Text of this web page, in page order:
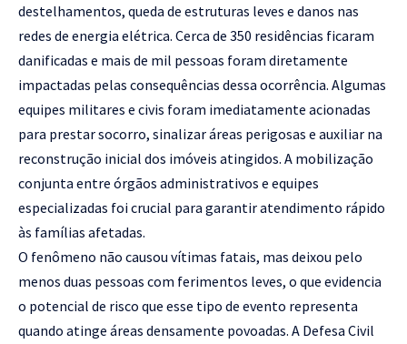
destelhamentos, queda de estruturas leves e danos nas
redes de energia elétrica. Cerca de 350 residências ficaram
danificadas e mais de mil pessoas foram diretamente
impactadas pelas consequências dessa ocorrência. Algumas
equipes militares e civis foram imediatamente acionadas
para prestar socorro, sinalizar áreas perigosas e auxiliar na
reconstrução inicial dos imóveis atingidos. A mobilização
conjunta entre órgãos administrativos e equipes
especializadas foi crucial para garantir atendimento rápido
às famílias afetadas.
O fenômeno não causou vítimas fatais, mas deixou pelo
menos duas pessoas com ferimentos leves, o que evidencia
o potencial de risco que esse tipo de evento representa
quando atinge áreas densamente povoadas. A Defesa Civil